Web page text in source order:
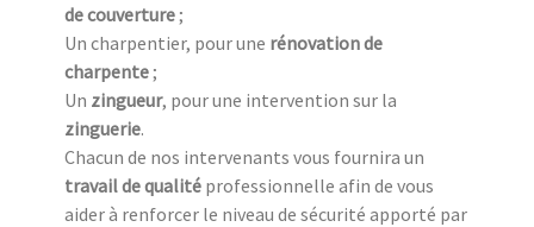
de couverture ;
Un charpentier, pour une rénovation de
charpente ;
Un zingueur, pour une intervention sur la
zinguerie.
Chacun de nos intervenants vous fournira un
travail de qualité professionnelle afin de vous
aider à renforcer le niveau de sécurité apporté par